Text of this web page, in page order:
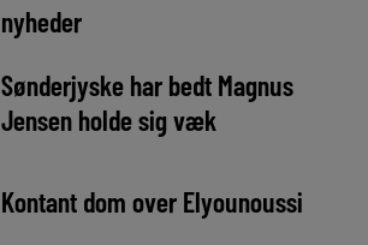
nyheder
Sønderjyske har bedt Magnus
Jensen holde sig væk
Kontant dom over Elyounoussi